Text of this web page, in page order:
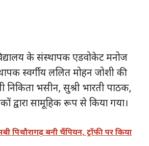
के संस्थापक एडवोकेट मनोज
स्वर्गीय ललित मोहन जोशी की
निकिता भसीन, सुश्री भारती पाठक,
द्वारा सामूहिक रूप से किया गया।
पिथौरागढ़ बनी चैंपियन, ट्रॉफी पर किया